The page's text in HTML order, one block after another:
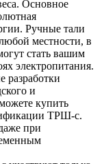
Основное
Ручные тали
местности, в
стать вашим
электропитания.
разработки
и
купить
ТРШ-с.
при